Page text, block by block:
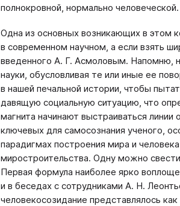
полнокровной, нормально человеческой.
Одна из основных возникающих в этом
в современном научном, а если взять
введенного А. Г. Асмоловым. Напомню,
науки, обусловливая те или иные ее
в нашей печальной истории, чтобы
давящую социальную ситуацию, что
магнита начинают выстраиваться
ключевых для самосознания ученого,
парадигмах построения мира и
миростроительства. Одну можно
Первая формула наиболее ярко
и в беседах с сотрудниками А. Н.
человекосозидание представлялось